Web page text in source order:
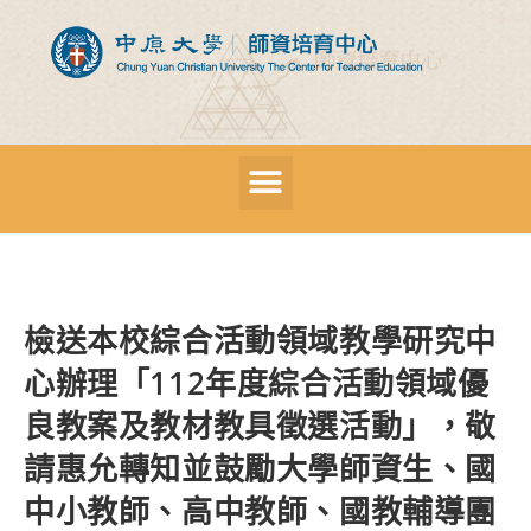
檢送本校綜合活動領域教學研究中
心辦理「112年度綜合活動領域優
良教案及教材教具徵選活動」，敬
請惠允轉知並鼓勵大學師資生、國
中小教師、高中教師、國教輔導團